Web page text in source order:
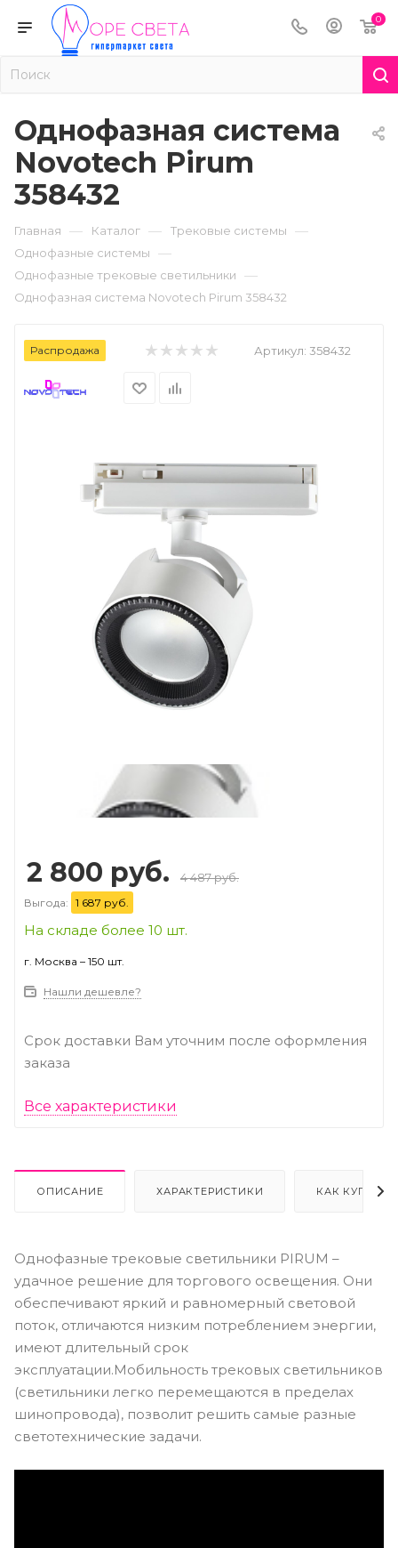
0
Однофазная система
Novotech Pirum
358432
Главная — Каталог — Трековые системы —
Однофазные системы —
Однофазные трековые светильники —
Однофазная система Novotech Pirum 358432
Распродажа Артикул: 358432
2 800 руб. 4 487 руб.
Выгода: 1 687 руб.
На складе более 10 шт.
г. Москва – 150 шт.
Нашли дешевле?
Срок доставки Вам уточним после оформления
заказа
Все характеристики
ОПИСАНИЕ ХАРАКТЕРИСТИКИ КАК КУПИТЬ
Однофазные трековые светильники PIRUM –
удачное решение для торгового освещения. Они
обеспечивают яркий и равномерный световой
поток, отличаются низким потреблением энергии,
имеют длительный срок
эксплуатации.Мобильность трековых светильников
(светильники легко перемещаются в пределах
шинопровода), позволит решить самые разные
светотехнические задачи.